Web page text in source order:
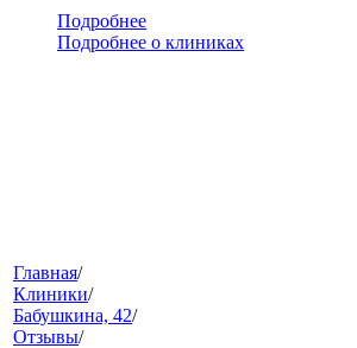
Подробнее
Подробнее о клиниках
меню
Главная/
Клиники/
Бабушкина, 42/
Отзывы/